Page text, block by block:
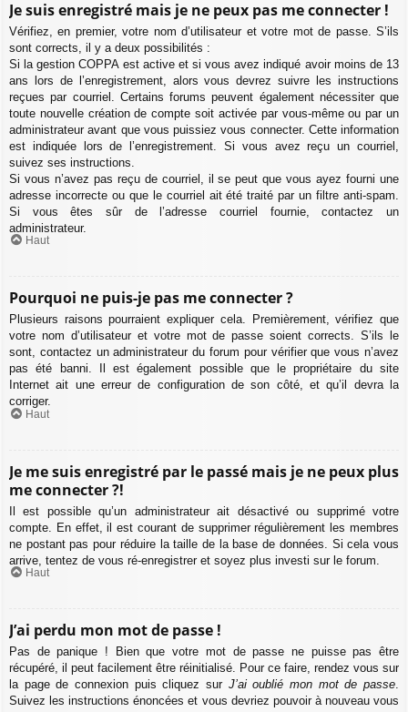
Je suis enregistré mais je ne peux pas me connecter !
Vérifiez, en premier, votre nom d’utilisateur et votre mot de passe. S’ils
sont corrects, il y a deux possibilités :
Si la gestion COPPA est active et si vous avez indiqué avoir moins de 13
ans lors de l’enregistrement, alors vous devrez suivre les instructions
reçues par courriel. Certains forums peuvent également nécessiter que
toute nouvelle création de compte soit activée par vous-même ou par un
administrateur avant que vous puissiez vous connecter. Cette information
est indiquée lors de l’enregistrement. Si vous avez reçu un courriel,
suivez ses instructions.
Si vous n’avez pas reçu de courriel, il se peut que vous ayez fourni une
adresse incorrecte ou que le courriel ait été traité par un filtre anti-spam.
Si vous êtes sûr de l’adresse courriel fournie, contactez un
administrateur.
Haut
Pourquoi ne puis-je pas me connecter ?
Plusieurs raisons pourraient expliquer cela. Premièrement, vérifiez que
votre nom d’utilisateur et votre mot de passe soient corrects. S’ils le
sont, contactez un administrateur du forum pour vérifier que vous n’avez
pas été banni. Il est également possible que le propriétaire du site
Internet ait une erreur de configuration de son côté, et qu’il devra la
corriger.
Haut
Je me suis enregistré par le passé mais je ne peux plus
me connecter ?!
Il est possible qu’un administrateur ait désactivé ou supprimé votre
compte. En effet, il est courant de supprimer régulièrement les membres
ne postant pas pour réduire la taille de la base de données. Si cela vous
arrive, tentez de vous ré-enregistrer et soyez plus investi sur le forum.
Haut
J’ai perdu mon mot de passe !
Pas de panique ! Bien que votre mot de passe ne puisse pas être
récupéré, il peut facilement être réinitialisé. Pour ce faire, rendez vous sur
la page de connexion puis cliquez sur J’ai oublié mon mot de passe.
Suivez les instructions énoncées et vous devriez pouvoir à nouveau vous